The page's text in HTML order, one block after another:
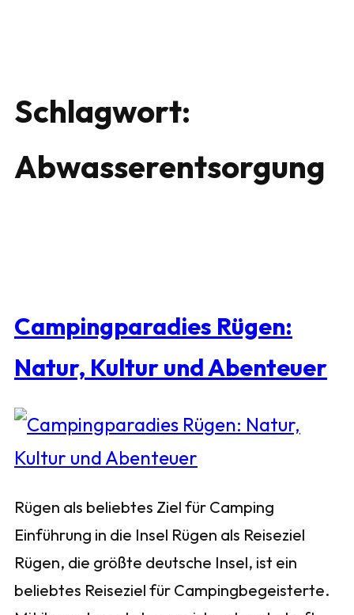
Schlagwort:
Abwasserentsorgung
Campingparadies Rügen:
Natur, Kultur und Abenteuer
Rügen als beliebtes Ziel für Camping
Einführung in die Insel Rügen als Reiseziel
Rügen, die größte deutsche Insel, ist ein
beliebtes Reiseziel für Campingbegeisterte.